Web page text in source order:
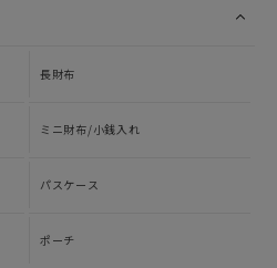
長財布
ミニ財布/小銭入れ
パスケース
ポーチ